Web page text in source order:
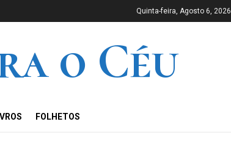
Quinta-feira, Agosto 6, 2026
o Céu
FOLHETOS